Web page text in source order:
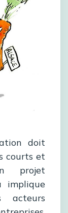
doit
courts et
projet
implique
acteurs